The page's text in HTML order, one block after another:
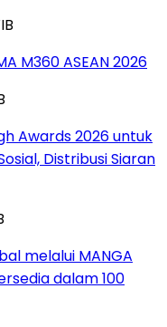
M360 ASEAN 2026
Awards 2026 untuk
Distribusi Siaran
melalui MANGA
dalam 100